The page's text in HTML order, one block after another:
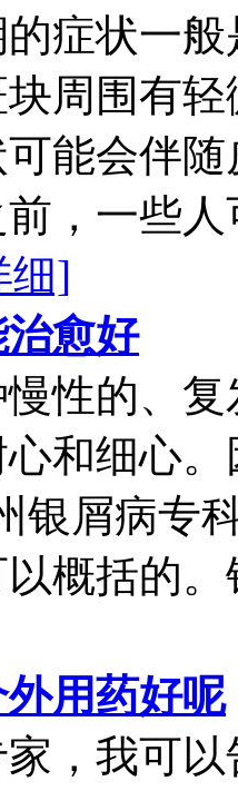
症状一
周围有
能会伴
，一些
细]
愈好
性的、
和细心
银屑病专
概括的
用药好呢
，我可